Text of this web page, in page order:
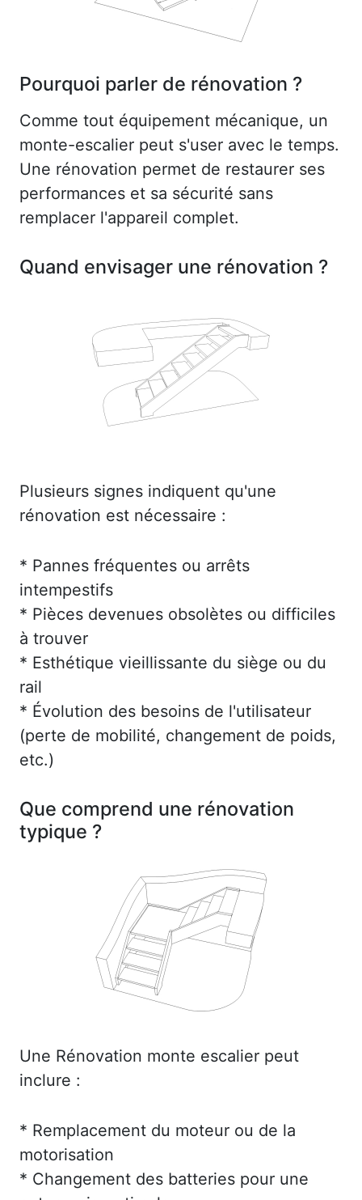
Pourquoi parler de rénovation ?
Comme tout équipement mécanique, un
monte-escalier peut s'user avec le temps.
Une rénovation permet de restaurer ses
performances et sa sécurité sans
remplacer l'appareil complet.
Quand envisager une rénovation ?
Plusieurs signes indiquent qu'une
rénovation est nécessaire :
* Pannes fréquentes ou arrêts
intempestifs
* Pièces devenues obsolètes ou difficiles
à trouver
* Esthétique vieillissante du siège ou du
rail
* Évolution des besoins de l'utilisateur
(perte de mobilité, changement de poids,
etc.)
Que comprend une rénovation
typique ?
Une Rénovation monte escalier peut
inclure :
* Remplacement du moteur ou de la
motorisation
* Changement des batteries pour une